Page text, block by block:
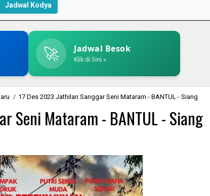
Jadwal Kodya
🚀 Jadwal Besok
Klik di Sini »
/ 17 Des 2023 Jathilan Sanggar Seni Mataram - BANTUL - Siang
Seni Mataram - BANTUL - Siang